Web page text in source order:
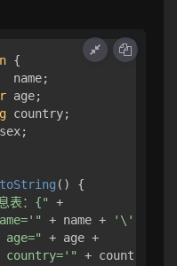
{
  name;
age;
country;
toString ( ) {
表：{"
+
+ name + '\''
+ age +
+ country +